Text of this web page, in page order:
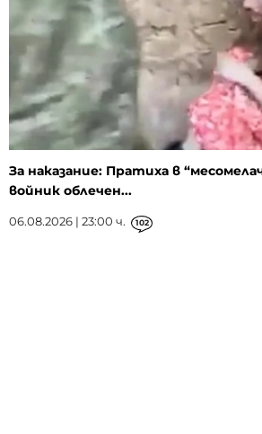
За наказание: Пратиха в
войник облечен...
06.08.2026 | 23:00 ч. 102